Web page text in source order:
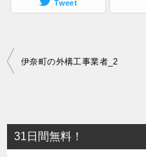
Tweet
投
ビ
ゲ
伊奈町の外構工事業者_2
31日間無料！